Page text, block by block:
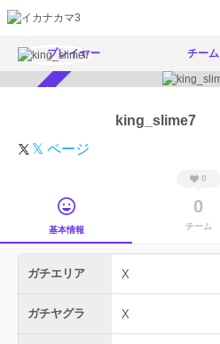
プレイヤー チーム
king_slime7
𝕏 ページ
基本情報
0
0
チーム
ガチエリア X
ガチヤグラ X